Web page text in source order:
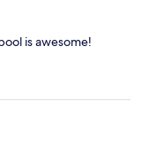
is awesome!